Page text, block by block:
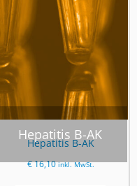
Hepatitis B-AK
Hepatitis B-AK
€16,10 inkl. MwSt.